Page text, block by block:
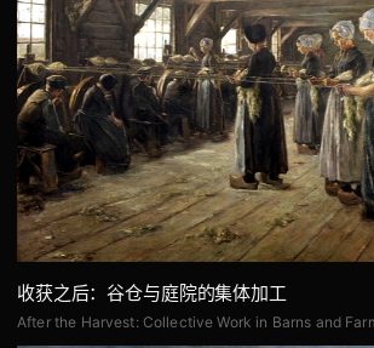
收获之后：谷仓与庭院的集体加工
After the Harvest: Collective Work in Barns and